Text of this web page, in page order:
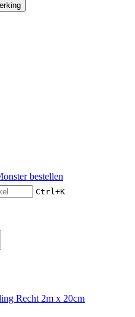
bestellen
Ctrl+K
Recht 2m x 20cm